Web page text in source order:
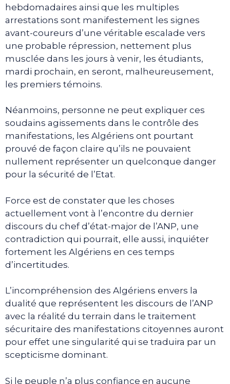
hebdomadaires ainsi que les multiples
arrestations sont manifestement les signes
avant-coureurs d’une véritable escalade vers
une probable répression, nettement plus
musclée dans les jours à venir, les étudiants,
mardi prochain, en seront, malheureusement,
les premiers témoins.
Néanmoins, personne ne peut expliquer ces
soudains agissements dans le contrôle des
manifestations, les Algériens ont pourtant
prouvé de façon claire qu’ils ne pouvaient
nullement représenter un quelconque danger
pour la sécurité de l’Etat.
Force est de constater que les choses
actuellement vont à l’encontre du dernier
discours du chef d’état-major de l’ANP, une
contradiction qui pourrait, elle aussi, inquiéter
fortement les Algériens en ces temps
d’incertitudes.
L’incompréhension des Algériens envers la
dualité que représentent les discours de l’ANP
avec la réalité du terrain dans le traitement
sécuritaire des manifestations citoyennes auront
pour effet une singularité qui se traduira par un
scepticisme dominant.
Si le peuple n’a plus confiance en aucune